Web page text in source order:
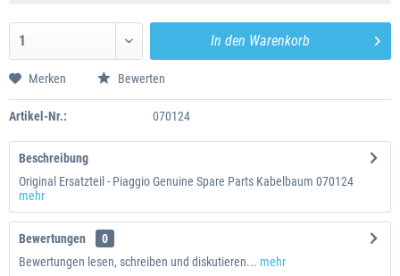
In den Warenkorb
Merken Bewerten
Artikel-Nr.: 070124
Beschreibung
Original Ersatzteil - Piaggio Genuine Spare Parts Kabelbaum 070124
mehr
Bewertungen
0
Bewertungen lesen, schreiben und diskutieren... mehr